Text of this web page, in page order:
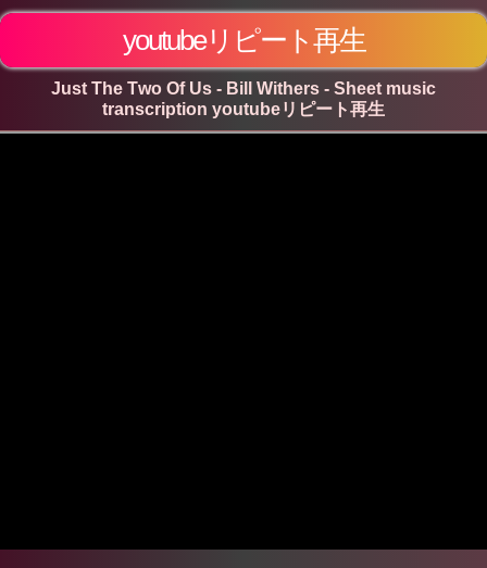
youtubeリピート再生
Just The Two Of Us - Bill Withers - Sheet music
transcription youtubeリピート再生